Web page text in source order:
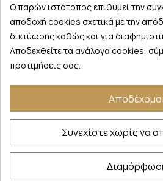
Thomas Parfums
ΔΉΛΩΣΗ
Ο παρών ιστότοπος επιθυμεί την
αποδοχή cookies σχετικά με την
δικτύωσης καθώς και για
Αποδεχθείτε τα ανάλογα cookies,
προτιμήσεις σας.
Συνεχίστε χωρίς να